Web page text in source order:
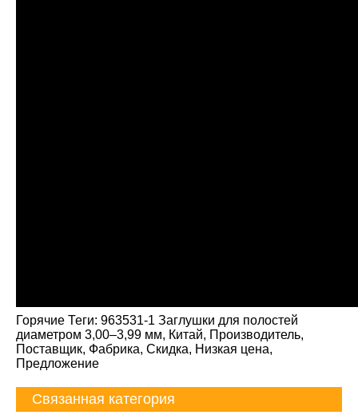
Горячие Теги: 963531-1 Заглушки для полостей
диаметром 3,00–3,99 мм, Китай, Производитель,
Поставщик, Фабрика, Скидка, Низкая цена,
Предложение
Связанная категория